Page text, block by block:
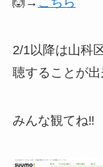
2/1以降は山科
聴することが
みんな観てね‼️